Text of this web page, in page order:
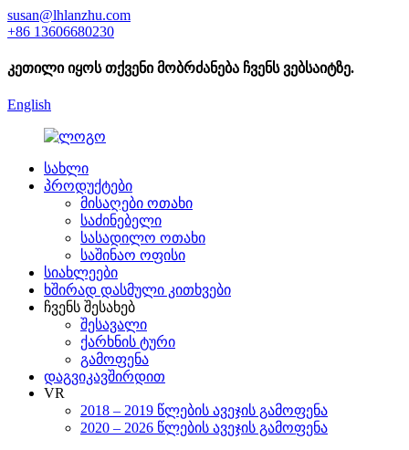
susan@lhlanzhu.com
+86 13606680230
კეთილი იყოს თქვენი მობრძანება ჩვენს ვებსაიტზე.
English
სახლი
პროდუქტები
მისაღები ოთახი
საძინებელი
სასადილო ოთახი
საშინაო ოფისი
სიახლეები
ხშირად დასმული კითხვები
ჩვენს შესახებ
შესავალი
ქარხნის ტური
გამოფენა
დაგვიკავშირდით
VR
2018 – 2019 წლების ავეჯის გამოფენა
2020 – 2026 წლების ავეჯის გამოფენა